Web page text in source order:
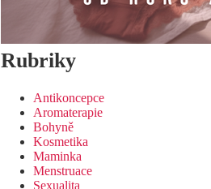
Rubriky
Antikoncepce
Aromaterapie
Bohyně
Kosmetika
Maminka
Menstruace
Sexualita